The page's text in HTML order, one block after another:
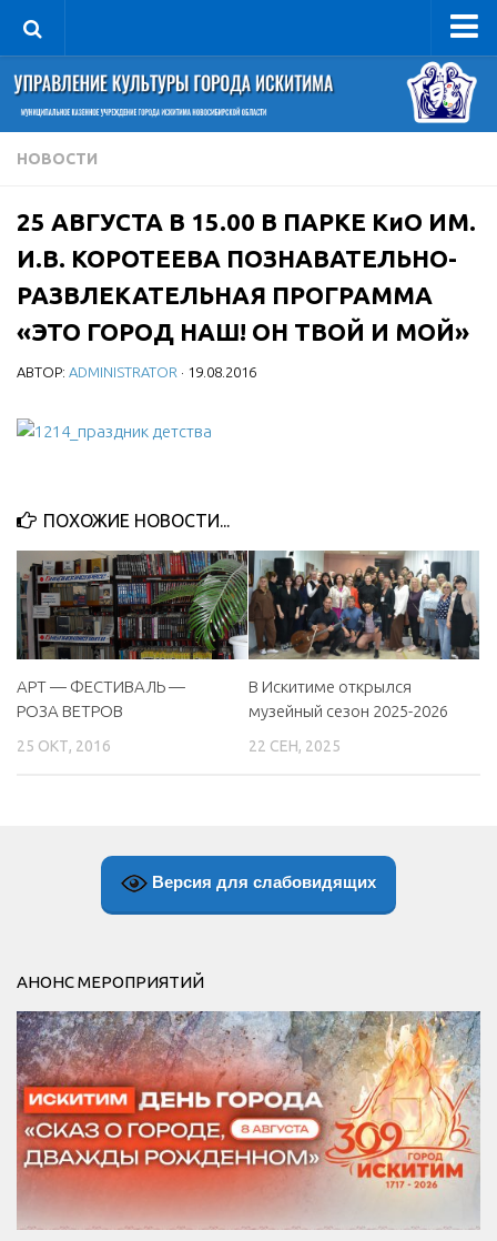
Управление
Руководитель
Сведения об организации
Книга почета культуры
Фотогалерея
Документы
Учредительные документы
Правовая база
МБУ Дом культуры «Молодость»
МБУ Дом культуры «Октябрь»
МБОУ ДО «Детская школа искусств»
МБОУ ДО «Детская музыкальная школа»
музей»
Независимая оценка качества
НОВОСТИ
25 АВГУСТА В 15.00 В ПАРКЕ КиО ИМ.
И.В. КОРОТЕЕВА ПОЗНАВАТЕЛЬНО-
РАЗВЛЕКАТЕЛЬНАЯ ПРОГРАММА
«ЭТО ГОРОД НАШ! ОН ТВОЙ И МОЙ»
АВТОР: ADMINISTRATOR · 19.08.2016
ПОХОЖИЕ НОВОСТИ...
АРТ — ФЕСТИВАЛЬ —
РОЗА ВЕТРОВ
25 ОКТ, 2016
В Искитиме открылся
музейный сезон 2025-2026
22 СЕН, 2025
Версия для слабовидящих
АНОНС МЕРОПРИЯТИЙ